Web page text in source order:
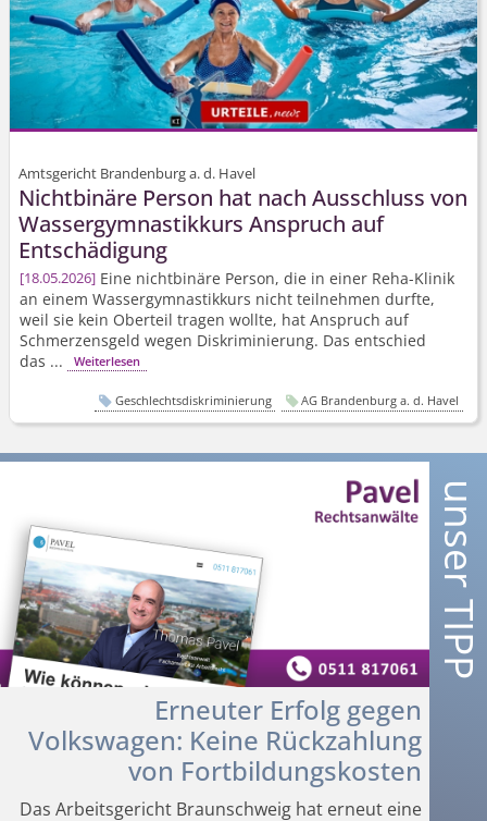
Amtsgericht Brandenburg a. d. Havel
Nichtbinäre Person hat nach Ausschluss von
Wassergymnastikkurs Anspruch auf
Entschädigung
18.05.2026 Eine nichtbinäre Person, die in einer Reha-Klinik
an einem Wassergymnastikkurs nicht teilnehmen durfte,
weil sie kein Oberteil tragen wollte, hat Anspruch auf
Schmerzensgeld wegen Diskriminierung. Das entschied
das ...
Weiterlesen
Geschlechtsdiskriminierung AG Brandenburg a. d. Havel
Erneuter Erfolg gegen
Volkswagen: Keine Rückzahlung
von Fortbildungskosten
Das Arbeitsgericht Braunschweig hat erneut eine